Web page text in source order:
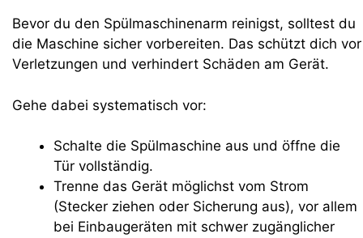
Bevor du den Spülmaschinenarm reinigst, solltest du
die Maschine sicher vorbereiten. Das schützt dich vor
Verletzungen und verhindert Schäden am Gerät.
Gehe dabei systematisch vor:
Schalte die Spülmaschine aus und öffne die
Tür vollständig.
Trenne das Gerät möglichst vom Strom
(Stecker ziehen oder Sicherung aus), vor allem
bei Einbaugeräten mit schwer zugänglicher